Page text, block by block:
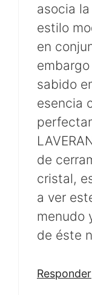
asocia
estilo
en
sabido
esencia
de
cristal,
a ver
menudo
de éste
Responder